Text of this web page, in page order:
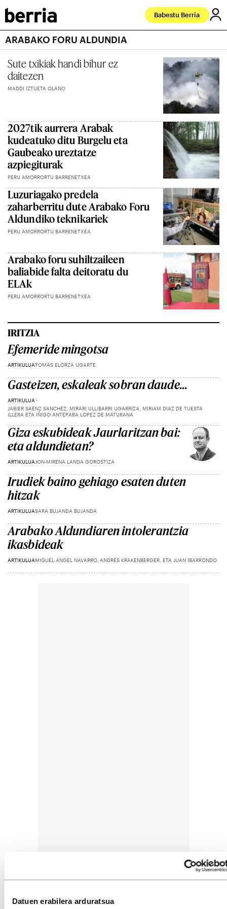
Datuen erabilera arduratsua
Babestu Berria
ARABAKO FORU ALDUNDIA
Sute txikiak handi bihur ez
daitezen
MADDI IZTUETA OLANO
2027tik aurrera Arabak
kudeatuko ditu Burgelu eta
Gaubeako ureztatze
azpiegiturak
PERU AMORRORTU BARRENETXEA
Luzuriagako predela
zaharberritu dute Arabako Foru
Aldundiko teknikariek
PERU AMORRORTU BARRENETXEA
Arabako foru suhiltzaileen
baliabide falta deitoratu du
ELAk
PERU AMORRORTU BARRENETXEA
IRITZIA
Efemeride mingotsa
ARTIKULUATOMAS ELORZA UGARTE
Gasteizen, eskaleak sobran daude...
ARTIKULUA
JABIER SAENZ SANCHEZ, MIRARI ULLIBARRI UGARRIZA, MIRIAM DIAZ DE TUESTA
ILLERA ETA IÑIGO ANTEPARA LOPEZ DE MATURANA
Giza eskubideak Jaurlaritzan bai:
eta aldundietan?
ARTIKULUA JON-MIRENA LANDA GOROSTIZA
Irudiek baino gehiago esaten duten
hitzak
ARTIKULUASARA BUJANDA BUJANDA
Arabako Aldundiaren intolerantzia
ikasbideak
ARTIKULUAMIGUEL ÁNGEL NAVARRO, ANDRÉS KRAKENBERGER, ETA JUAN IBARRONDO